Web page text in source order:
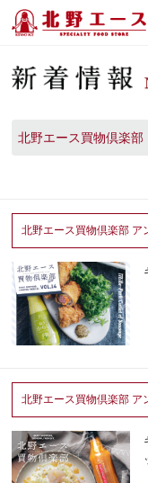
北野エース買物倶楽
北野エース買物倶楽部 ア
北野エース買物倶楽部 ア